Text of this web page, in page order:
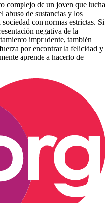
complejo de un joven que lucha
abuso de sustancias y los
con normas estrictas. Si
negativa de la
imprudente, también
por encontrar la felicidad y
aprende a hacerlo de